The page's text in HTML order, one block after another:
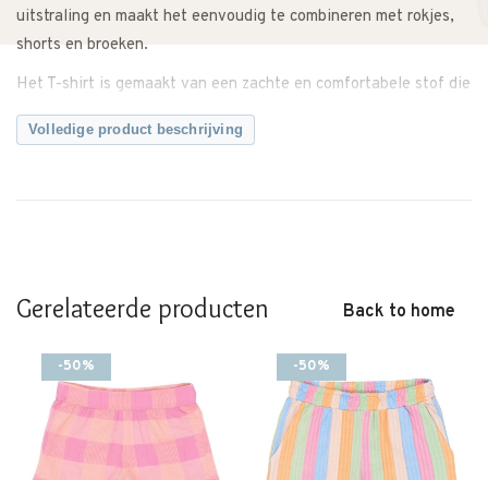
uitstraling en maakt het eenvoudig te combineren met rokjes,
shorts en broeken.
Het T-shirt is gemaakt van een zachte en comfortabele stof die
prettig aanvoelt op de huid. Dankzij de fijne pasvorm heeft je
kindje voldoende bewegingsvrijheid om de hele dag te spelen,
Een comfortabele basic die gemakkelijk te combineren is en
Twijfel je ergens over? Neem gerust contact met ons op. We
adviseren je graag.
Kenmerken
• Meisjes T-shirt van The New
Volledige product beschrijving
Gerelateerde producten Back to home
-50% -50%